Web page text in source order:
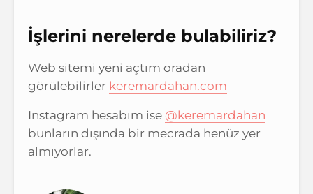
İşlerini nerelerde bulabiliriz?
Web sitemi yeni açtım oradan
görülebilirler keremardahan.com
Instagram hesabım ise @keremardahan
bunların dışında bir mecrada henüz yer
almıyorlar.